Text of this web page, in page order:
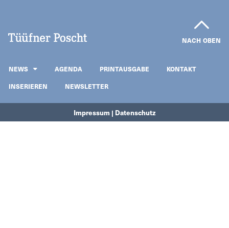
NACH OBEN
NEWS AGENDA PRINTAUSGABE
KONTAKT
INSERIEREN
NEWSLETTER
Impressum | Datenschutz